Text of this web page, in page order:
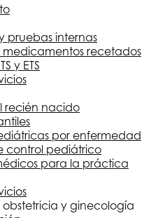
pruebas internas
recetados
y ETS
recién nacido
por enfermedad
control pediátrico
para la práctica
y ginecología